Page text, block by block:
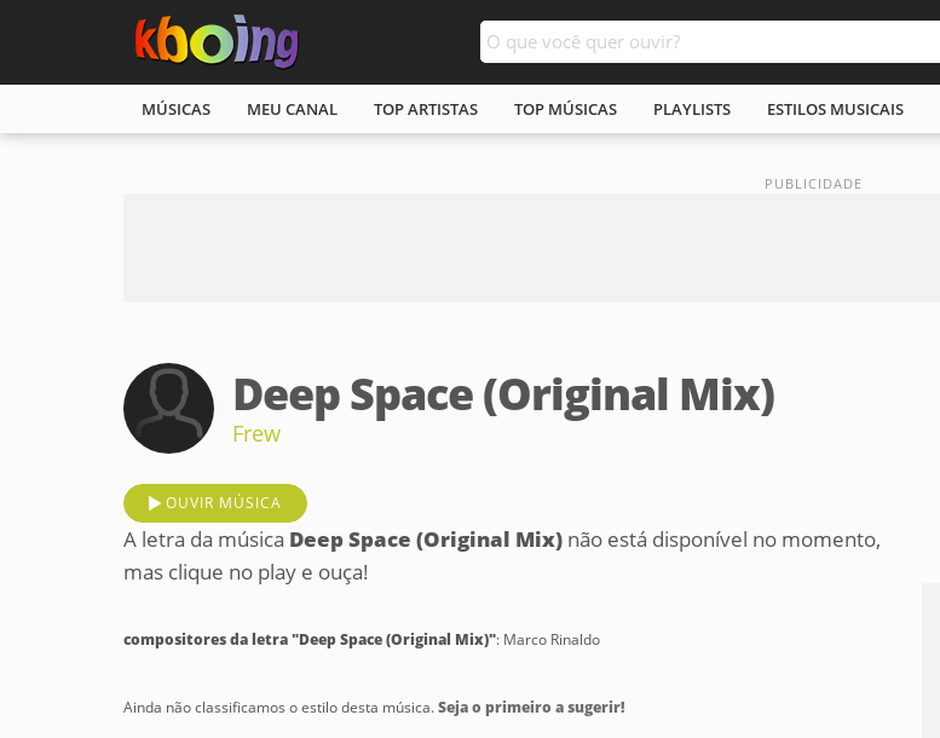
MÚSICAS MEU CANAL TOP ARTISTAS TOP MÚSICAS PLAYLISTS ESTILOS MUSICAIS
Deep Space (Original Mix)
Frew
OUVIR MÚSICA
A letra da música Deep Space (Original Mix) não está disponível no momento,
mas clique no play e ouça!
compositores da letra "Deep Space (Original Mix)": Marco Rinaldo
Ainda não classificamos o estilo desta música.Seja o primeiro a sugerir!